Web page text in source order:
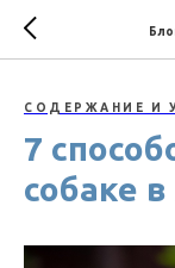
СОДЕРЖАНИЕ И
7
собаке